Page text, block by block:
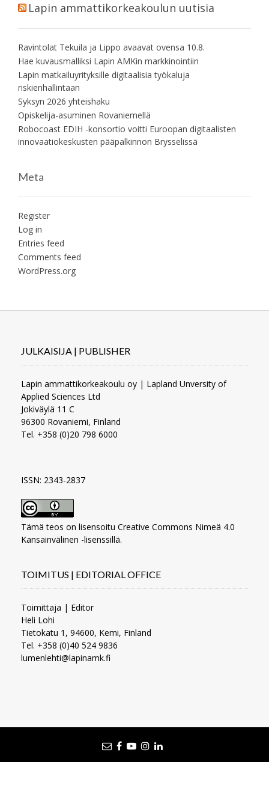
Lapin ammattikorkeakoulun uutisia
Ravintolat Tekuila ja Lippo avaavat ovensa 10.8.
Hae kuvausmalliksi Lapin AMKin markkinointiin
Lapin matkailuyrityksille digitaalisia työkaluja
riskienhallintaan
Syksyn 2026 yhteishaku
Opiskelija-asuminen Rovaniemellä
Robocoast EDIH -konsortio voitti Euroopan digitaalisten
innovaatiokeskusten pääpalkinnon Brysselissä
Meta
Register
Log in
Entries feed
Comments feed
WordPress.org
JULKAISIJA | PUBLISHER
Lapin ammattikorkeakoulu oy | Lapland Unversity of
Applied Sciences Ltd
Jokiväylä 11 C
96300 Rovaniemi, Finland
Tel. +358 (0)20 798 6000
ISSN: 2343-2837
Tämä teos on lisensoitu Creative Commons Nimeä 4.0
Kansainvälinen -lisenssillä.
TOIMITUS | EDITORIAL OFFICE
Toimittaja | Editor
Heli Lohi
Tietokatu 1, 94600, Kemi, Finland
Tel. +358 (0)40 524 9836
lumenlehti@lapinamk.fi